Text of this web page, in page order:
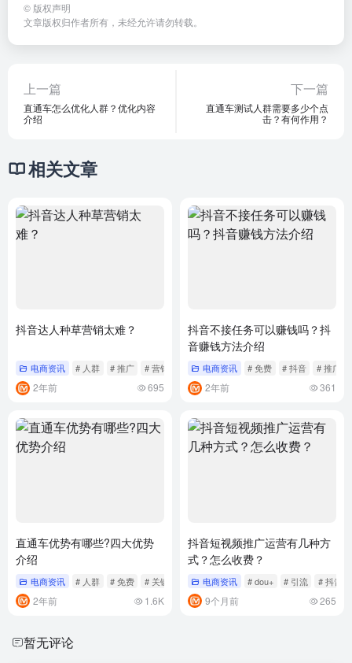
© 版权声明
文章版权归作者所有，未经允许请勿转载。
上一篇
直通车怎么优化人群？优化内容
介绍
下一篇
直通车测试人群需要多少个点
击？有何作用？
相关文章
抖音达人种草营销太难？
电商资讯 # 人群 # 推广 # 营销
2年前 695
抖音不接任务可以赚钱吗？抖
音赚钱方法介绍
电商资讯 # 免费 # 抖音 # 推广
2年前 361
直通车优势有哪些?四大优势
介绍
电商资讯 # 人群 # 免费 # 关键词
2年前 1.6K
抖音短视频推广运营有几种方
式？怎么收费？
电商资讯 # dou+ # 引流 # 抖音
9个月前 265
暂无评论